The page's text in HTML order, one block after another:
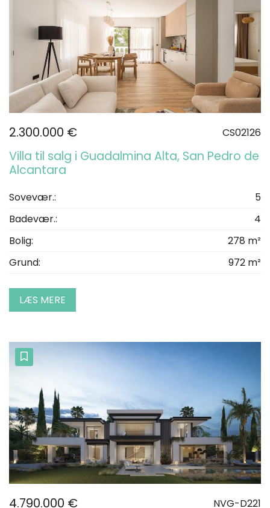
2.300.000 € CS02126
Villa til salg i Guadalmina Alta, San Pedro de
Alcantara
Sovevær.:
5
Badevær.:
4
Bolig:
278 m²
Grund:
972 m²
LÆS MERE
4.790.000 € NVG-D221